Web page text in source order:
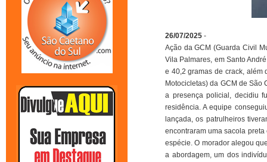
26/07/2025 -
Ação da GCM (Guarda Civil
Vila Palmares, em Santo
e 40,2 gramas de crack, além
Motocicletas) da GCM de
a presença policial, decidiu
residência. A equipe
lançada, os patrulheiros
encontraram uma sacola
espécie. O morador alegou
a abordagem, um dos